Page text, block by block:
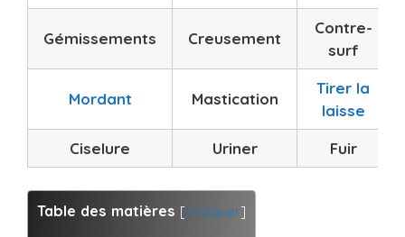
Gémissements Creusement
Contre-
surf
Mordant Mastication
Tirer la
laisse
Ciselure
Uriner Fuir
Table des matières [masquer]